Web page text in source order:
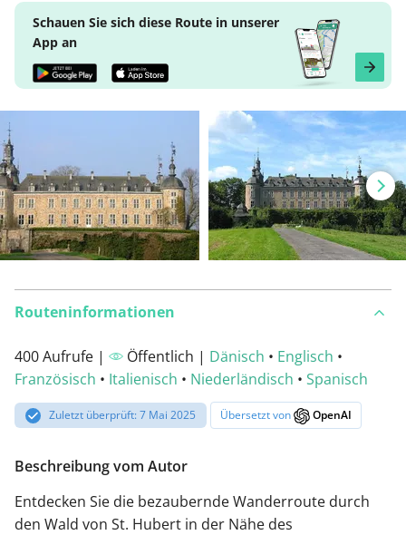
Schauen Sie sich diese Route in unserer
App an
Routeninformationen
400 Aufrufe | Öffentlich | Dänisch • Englisch •
Französisch • Italienisch • Niederländisch • Spanisch
Zuletzt überprüft: 7 Mai 2025 Übersetzt von OpenAI
Beschreibung vom Autor
Entdecken Sie die bezaubernde Wanderroute durch
den Wald von St. Hubert in der Nähe des